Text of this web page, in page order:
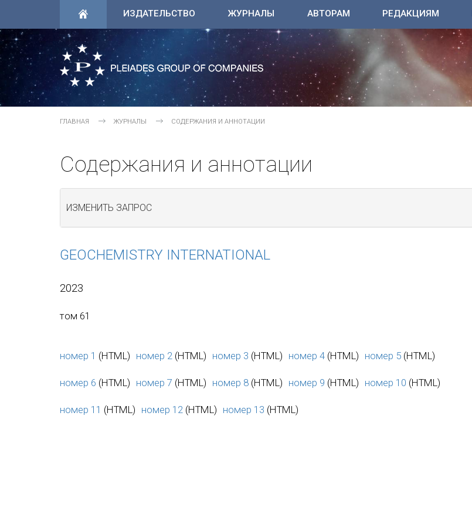
ИЗДАТЕЛЬСТВО ЖУРНАЛЫ АВТОРАМ РЕДАКЦИЯМ
ГЛАВНАЯ ЖУРНАЛЫ СОДЕРЖАНИЯ И АННОТАЦИИ
Содержания и аннотации
ИЗМЕНИТЬ ЗАПРОС
GEOCHEMISTRY INTERNATIONAL
2023
том 61
номер 1 (HTML) номер 2 (HTML) номер 3 (HTML) номер 4 (HTML) номер 5 (HTML)
номер 6 (HTML) номер 7 (HTML) номер 8 (HTML) номер 9 (HTML) номер 10 (HTML)
номер 11 (HTML) номер 12 (HTML) номер 13 (HTML)